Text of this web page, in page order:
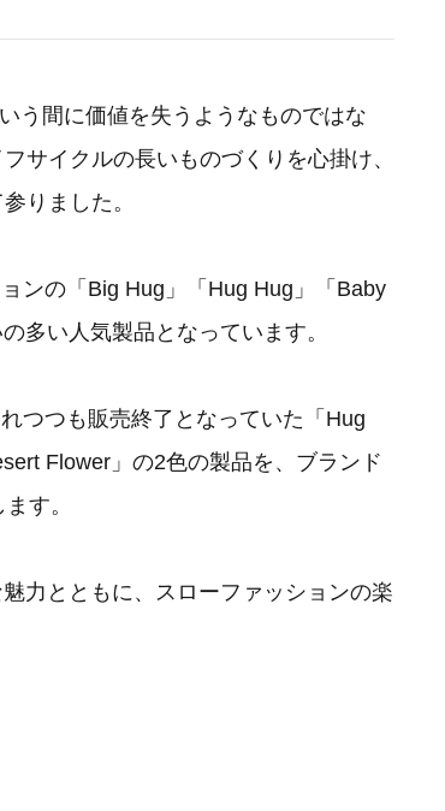
う間に価値を失うようなものではな
サイクルの長いものづくりを心掛け、
りました。
ンの「Big Hug」「Hug Hug」「Baby
多い人気製品となっています。
つつも販売終了となっていた「Hug
Flower」の2色の製品を、ブランド
す。
力とともに、スローファッションの楽